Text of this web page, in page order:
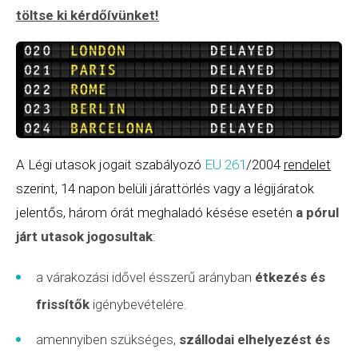
töltse ki kérdőívünket!
A Légi utasok jogait szabályozó EU 261/2004 rendelet
szerint, 14 napon belüli járattörlés vagy a légijáratok
jelentős, három órát meghaladó késése esetén a pórul
járt utasok jogosultak:
a várakozási idővel ésszerű arányban étkezés és
frissítők igénybevételére.
amennyiben szükséges, szállodai elhelyezést és